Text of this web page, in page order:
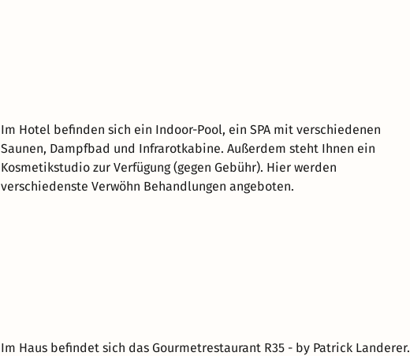
Im Hotel befinden sich ein Indoor-Pool, ein SPA mit verschiedenen
Saunen, Dampfbad und Infrarotkabine. Außerdem steht Ihnen ein
Kosmetikstudio zur Verfügung (gegen Gebühr). Hier werden
verschiedenste Verwöhn Behandlungen angeboten.
Im Haus befindet sich das Gourmetrestaurant R35 - by Patrick Landerer.